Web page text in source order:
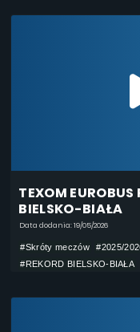
TEXOM EUROBUS
BIELSKO-BIAŁA
Data dodania: 19/05/2026
#Skróty meczów #2025/
#REKORD BIELSKO-BIAŁA